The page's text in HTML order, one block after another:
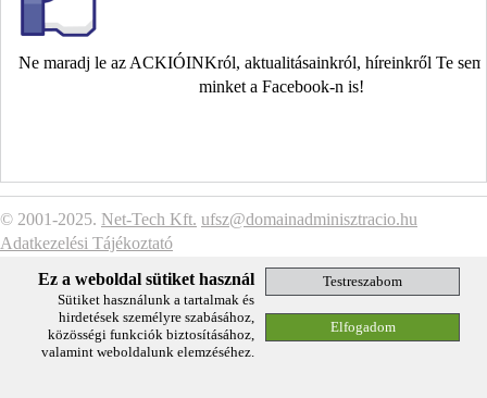
Ne maradj le az ACKIÓINKról, aktualitásainkról, híreinkről Te
minket a Facebook-n is!
© 2001-2025. Net-Tech Kft. ufsz@domainadminisztracio.hu
Adatkezelési Tájékoztató
Ez a weboldal sütiket használ
Sütiket használunk a tartalmak és
hirdetések személyre szabásához,
közösségi funkciók biztosításához,
valamint weboldalunk elemzéséhez.